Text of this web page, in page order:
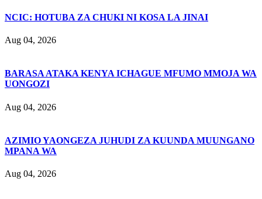
NCIC: HOTUBA ZA CHUKI NI KOSA LA JINAI
Aug 04, 2026
BARASA ATAKA KENYA ICHAGUE MFUMO MMOJA WA
UONGOZI
Aug 04, 2026
AZIMIO YAONGEZA JUHUDI ZA KUUNDA MUUNGANO
MPANA WA
Aug 04, 2026